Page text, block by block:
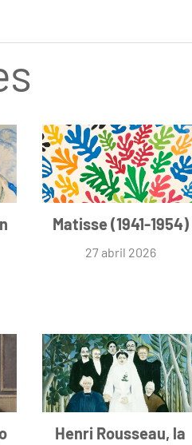
Matisse (1941-1954)
27 abril 2026
Henri Rousseau, la